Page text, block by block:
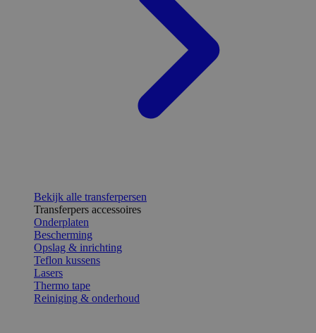
Bekijk alle transferpersen
Transferpers accessoires
Onderplaten
Bescherming
Opslag & inrichting
Teflon kussens
Lasers
Thermo tape
Reiniging & onderhoud